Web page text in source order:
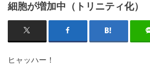
細胞が増加中（トリニティ化）
ヒャッハー！